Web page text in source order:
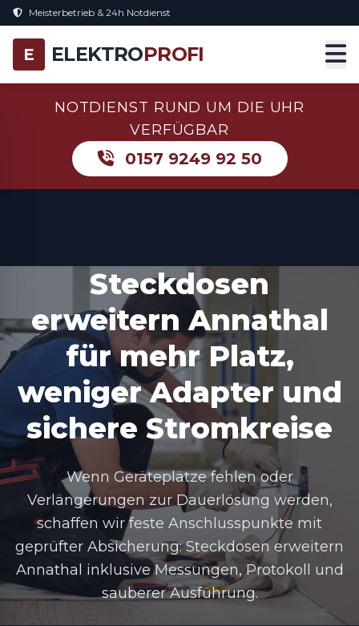
Meisterbetrieb & 24h Notdienst
E ELEKTROPROFI
NOTDIENST RUND UM DIE UHR
VERFÜGBAR
0157 9249 92 50
Steckdosen
erweitern Annathal
für mehr Platz,
weniger Adapter und
sichere Stromkreise
Wenn Geräteplätze fehlen oder
Verlängerungen zur Dauerlösung werden,
schaffen wir feste Anschlusspunkte mit
geprüfter Absicherung: Steckdosen erweitern
Annathal inklusive Messungen, Protokoll und
sauberer Ausführung.